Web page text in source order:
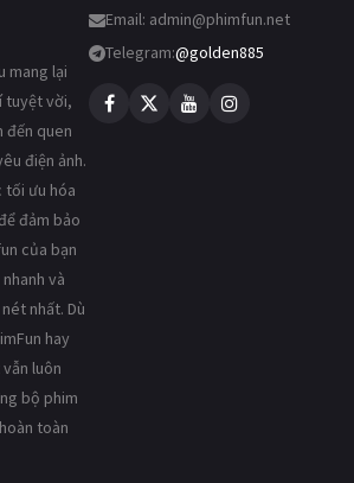
mang lại
tuyệt vời,
đến quen
điện ảnh.
tối ưu hóa
đảm bảo
của bạn
và
nhất. Dù
hay
luôn
bộ phim
toàn
Email: admin@phimfun.net
Telegram:@golden885